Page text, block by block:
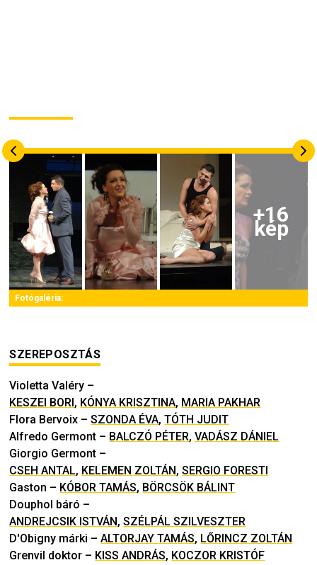
+16
kép
Fotógaléria:
SZEREPOSZTÁS
Violetta Valéry –
KESZEI BORI , KÓNYA KRISZTINA, MARIA PAKHAR
Flora Bervoix –SZONDA ÉVA,TÓTH JUDIT
Alfredo Germont – BALCZÓ PÉTER,VADÁSZ DÁNIEL
Giorgio Germont –
CSEH ANTAL, KELEMEN ZOLTÁN,SERGIO FORESTI
Gaston – KÓBOR TAMÁS, BÖRCSÖK BÁLINT
Douphol báró –
ANDREJCSIK ISTVÁN,SZÉLPÁL SZILVESZTER
D'Obigny márki –ALTORJAY TAMÁS, LŐRINCZ ZOLTÁN
Grenvil doktor – KISS ANDRÁS, KOCZOR KRISTÓF